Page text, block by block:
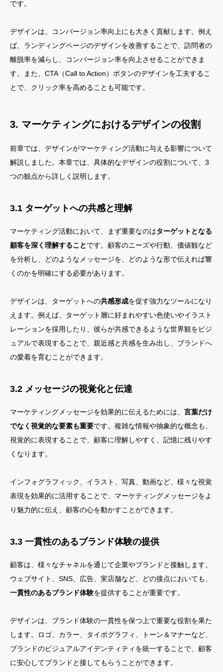
です。
デザインは、コンバージョン率向上にも大きく貢献します。例え
ば、ランディングページのデザインを改善することで、訪問者の
離脱率を減らし、コンバージョン率を向上させることができま
す。また、CTA（Call to Action）ボタンのデザインを工夫するこ
とで、クリック率を高めることも可能です。
3. マーケティングにおけるデザインの役割
前章では、デザインがマーケティング活動に与える影響について
解説しました。本章では、具体的なデザインの役割について、3
つの観点から詳しく説明します。
3.1 ターゲットへの共感と理解
マーケティング活動において、まず重要なのはターゲットとなる
顧客を深く理解することです。顧客のニーズや行動、価値観など
を分析し、どのようなメッセージを、どのような形で伝えれば響
くのかを明確にする必要があります。
デザインは、ターゲットへの共感形成を促す強力なツールになり
えます。例えば、ターゲット層に好まれやすい色使いやイラスト
レーションを採用したり、彼らが共感できるような世界観をビジ
ュアルで表現することで、親近感と共感を生み出し、ブランドへ
の愛着を育むことができます。
3.2 メッセージの視覚化と伝達
マーケティングメッセージを効果的に伝えるためには、 言葉だけ
でなく視覚的な要素も重要です。複雑な情報や抽象的な概念も、
視覚的に表現することで、顧客に理解しやすく、記憶に残りやす
くなります。
インフォグラフィック、イラスト、写真、動画など、様々な視覚
表現を効果的に活用することで、マーケティングメッセージをよ
り魅力的に伝え、顧客の心を動かすことができます。
3.3 一貫性のあるブランド体験の提供
顧客は、様々なチャネルを通じて企業やブランドと接触します。
ウェブサイト、SNS、広告、実店舗など、どの接点においても、
一貫性のあるブランド体験を提供することが重要です。
デザインは、ブランド体験の一貫性を保つ上で重要な役割を果た
します。ロゴ、カラー、タイポグラフィ、トーン＆マナーなど、
ブランドのビジュアルアイデンティティを統一することで、顧客
に安心してブランドと接してもらうことができます。